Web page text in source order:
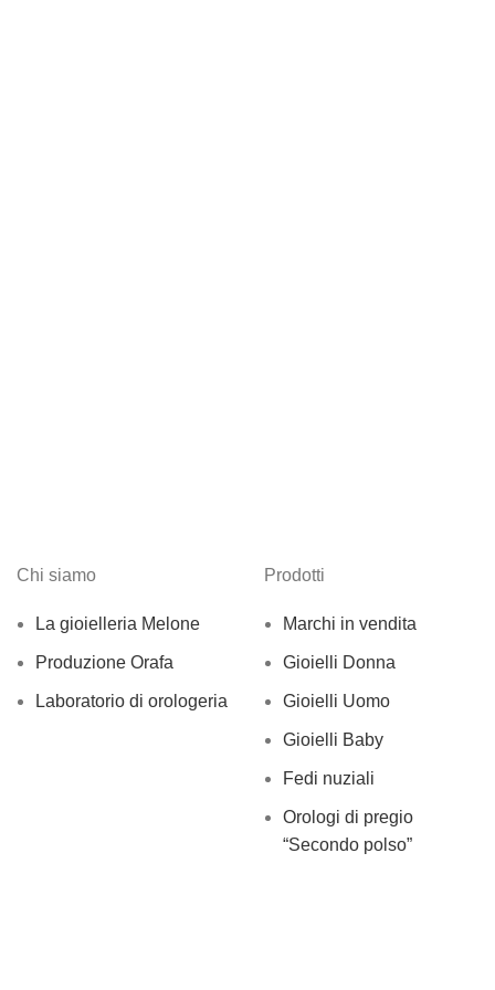
Chi siamo
La gioielleria Melone
Produzione Orafa
Laboratorio di orologeria
Prodotti
Marchi in vendita
Gioielli Donna
Gioielli Uomo
Gioielli Baby
Fedi nuziali
Orologi di pregio
“Secondo polso”